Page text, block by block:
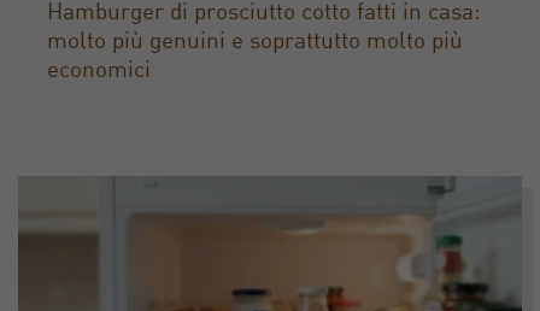
Hamburger di prosciutto cotto fatti in casa:
molto più genuini e soprattutto molto più
economici